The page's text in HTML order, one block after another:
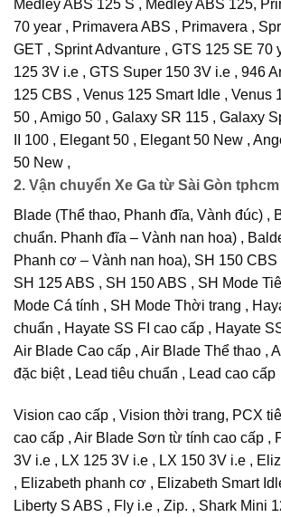
Medley ABS 125 S , Medley ABS 125,
70 year , Primavera ABS , Primavera ,
GET , Sprint Advanture , GTS 125 SE 70
125 3V i.e , GTS Super 150 3V i.e , 946
125 CBS , Venus 125 Smart Idle , Venus
50 , Amigo 50 , Galaxy SR 115 , Galaxy
II 100 , Elegant 50 , Elegant 50 New ,
50 New ,
2. Vận chuyển Xe Ga từ Sài Gòn
Blade (Thể thao, Phanh đĩa, Vành đúc) ,
chuẩn. Phanh đĩa – Vành nan hoa) ,
Phanh cơ – Vành nan hoa), SH 150 CBS
SH 125 ABS , SH 150 ABS , SH Mode
Mode Cá tính , SH Mode Thời trang ,
chuẩn , Hayate SS FI cao cấp , Hayate
Air Blade Cao cấp , Air Blade Thể thao ,
đặc biệt , Lead tiêu chuẩn , Lead cao cấp
Vision cao cấp , Vision thời trang, PCX
cao cấp , Air Blade Sơn từ tính cao cấp ,
3V i.e , LX 125 3V i.e , LX 150 3V i.e ,
, Elizabeth phanh cơ , Elizabeth Smart
Liberty S ABS , Fly i.e , Zip. , Shark Mini